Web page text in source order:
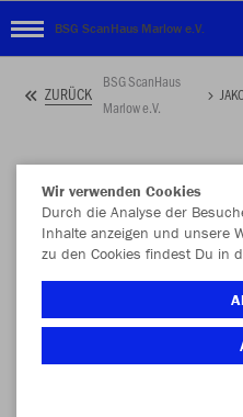
BSG ScanHaus Marlow e.V.
ZURÜCK
BSG ScanHaus
Marlow e.V.
Wir verwenden Cookies
Durch die Analyse der
Inhalte anzeigen und unsere
zu den Cookies findest Du in